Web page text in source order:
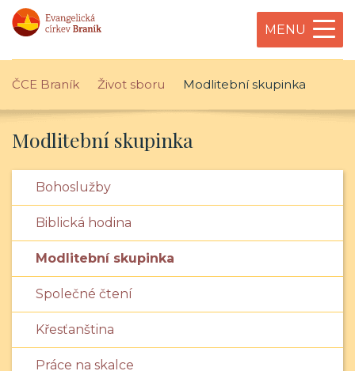
MENU
ČCE Braník Život sboru Modlitební skupinka
Modlitební skupinka
Bohoslužby
Biblická hodina
Modlitební skupinka
Společné čtení
Křesťanština
Práce na skalce